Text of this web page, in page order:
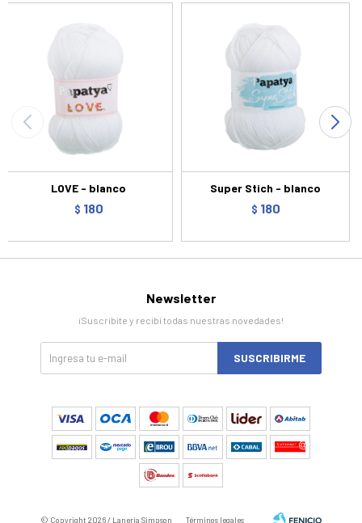
LOVE - blanco
$ 180
Super Stich - blanco
$ 180
Newsletter
¡Suscribite y recibí todas nuestras novedades!
SUSCRIBIRME
© Copyright 2026 / Laneria Simpson Términos legales